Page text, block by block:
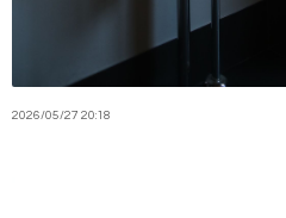
2026/05/27 20:18